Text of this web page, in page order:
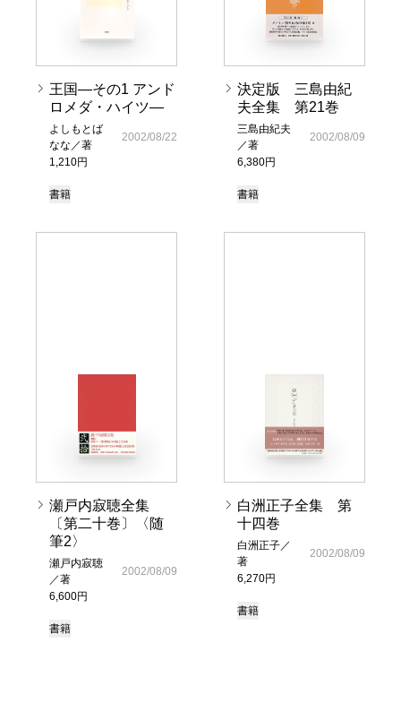
王国―その1 アンド
ロメダ・ハイツ―
よしもとば
なな／著
1,210円
2002/08/22
書籍
決定版 三島由紀
夫全集 第21巻
三島由紀夫
／著
6,380円
2002/08/09
書籍
瀬戸内寂聴全集
〔第二十巻〕〈随
筆2〉
瀬戸内寂聴
／著
6,600円
2002/08/09
書籍
白洲正子全集 第
十四巻
白洲正子／
著
6,270円
2002/08/09
書籍